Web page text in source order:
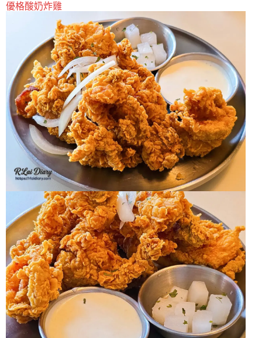
優格酸奶炸雞